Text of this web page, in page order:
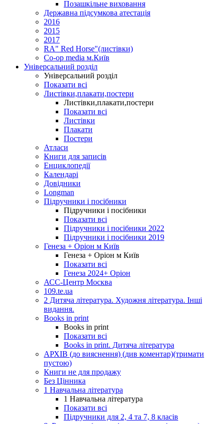
Позашкільне виховання
Державна підсумкова атестація
2016
2015
2017
RA" Red Horse"(листівки)
Co-op media м.Київ
Універсальний розділ
Універсальний розділ
Показати всі
Листівки,плакати,постери
Листівки,плакати,постери
Показати всі
Листівки
Плакати
Постери
Атласи
Книги для записів
Енциклопедії
Календарі
Довідники
Longman
Підручники і посібники
Підручники і посібники
Показати всі
Підручники і посібники 2022
Підручники і посібники 2019
Генеза + Оріон м Київ
Генеза + Оріон м Київ
Показати всі
Генеза 2024+ Оріон
АСС-Центр Москва
109.te.ua
2 Дитяча література. Художня література. Інші
видання.
Books in print
Books in print
Показати всі
Books in print. Дитяча література
АРХІВ (до вияснення) (див коментар)(тримати
пустою)
Книги не для продажу
Без Цінника
1 Навчальна література
1 Навчальна література
Показати всі
Підручники для 2, 4 та 7, 8 класів